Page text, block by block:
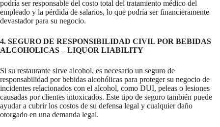
podría ser responsable del costo total del tratamiento médico del
empleado y la pérdida de salarios, lo que podría ser financieramente
devastador para su negocio.
4. SEGURO DE RESPONSIBILIDAD CIVIL POR BEBIDAS
ALCOHOLICAS – LIQUOR LIABILITY
Si su restaurante sirve alcohol, es necesario un seguro de
responsabilidad por bebidas alcohólicas para proteger su negocio de
incidentes relacionados con el alcohol, como DUI, peleas o lesiones
causadas por clientes intoxicados. Este tipo de seguro también puede
ayudar a cubrir los costos de su defensa legal y cualquier daño
otorgado en una demanda legal.